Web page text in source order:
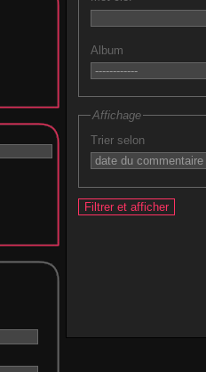
Album
Affichage
Trier selon